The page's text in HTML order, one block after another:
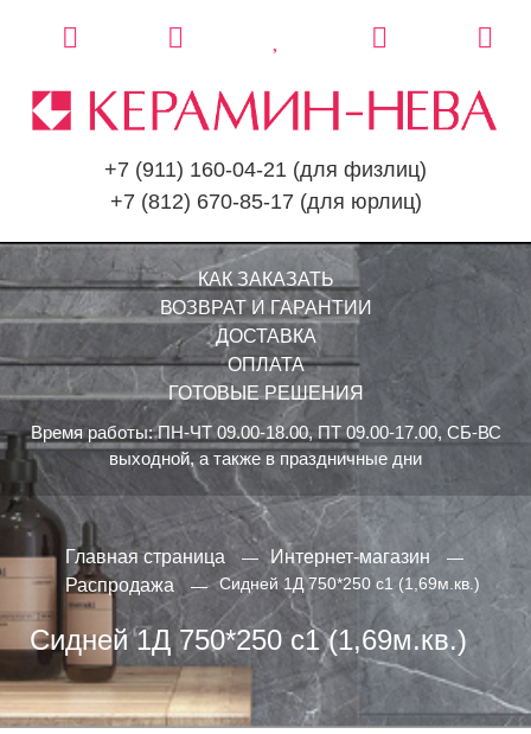
+7 (911) 160-04-21 (для физлиц)
+7 (812) 670-85-17 (для юрлиц)
КАК ЗАКАЗАТЬ
ВОЗВРАТ И ГАРАНТИИ
ДОСТАВКА
ОПЛАТА
ГОТОВЫЕ РЕШЕНИЯ
Время работы: ПН-ЧТ 09.00-18.00, ПТ 09.00-17.00, СБ-ВС
выходной, а также в праздничные дни
Главная страница
Интернет-магазин
Распродажа
Сидней 1Д 750*250 с1 (1,69м.кв.)
Сидней 1Д 750*250 с1 (1,69м.кв.)